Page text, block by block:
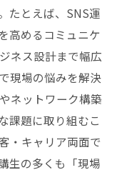
たとえば、SNS運
高めるコミュニケ
ネス設計まで幅広
現場の悩みを解決
ネットワーク構築
課題に取り組むこ
・キャリア両面で
生の多くも「現場